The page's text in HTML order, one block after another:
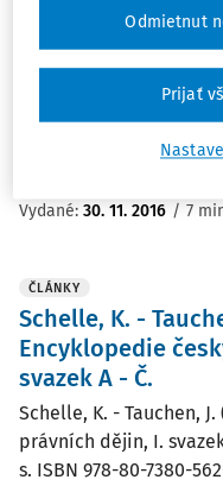
Protektorátu
Tauchen, J., Práce a
480 s., ISBN 978-80-
Vydané: 30. 11. 2016 / 7
ČLÁNKY
Schelle, K. -
Encyklopedie
svazek A - Č.
Schelle, K. - Tauchen,
právních dějin, I. svazek
s. ISBN 978-80-7380-
Odmietnut
Prijať